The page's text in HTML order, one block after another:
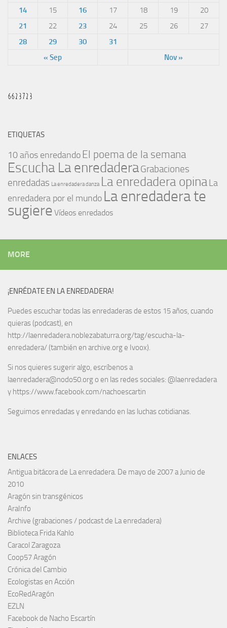
« Sep Nov »
14
15 16 17 18 19
20
21
22 23 24 25 26
27
28
29 30 31
ETIQUETAS
10 años enredando El poema de la semana
Escucha La enredaderaGrabaciones
enredadas La enredadera danza La enredadera opina La
enredadera por el mundo La enredadera te
sugiere Vídeos enredados
MORE
¡ENRÉDATE EN LA ENREDADERA!
Puedes escuchar todas las enredaderas de estos 15 años, cuando
quieras (podcast), en
http://laenredadera.noblezabaturra.org/tag/escucha-la-
enredadera/ (también en archive.org e Ivoox).
Si nos quieres sugerir algo, escríbenos a
laenredadera@nodo50.org o en las redes sociales: @laenredadera
y https://www.facebook.com/nachoescartin
Seguimos enredadas y enredando en las luchas cotidianas.
ENLACES
Antigua bitácora de La enredadera. De mayo de 2007 a Junio de
2010
Aragón sin transgénicos
AraInfo
Archive (grabaciones / podcast de La enredadera)
Biblioteca Frida Kahlo
Caracol Zaragoza
Coop57 Aragón
Crónica del Cambio
Ecologistas en Acción
EcoRedAragón
EZLN
Facebook de Nacho Escartín